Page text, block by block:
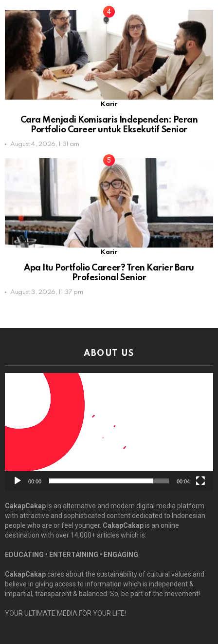
Karir
Cara Menjadi Komisaris Independen: Peran
Portfolio Career untuk Eksekutif Senior
August 4, 2026, 1:31 am
Karir
Apa Itu Portfolio Career? Tren Karier Baru
Profesional Senior
August 3, 2026, 11:37 pm
ABOUT US
00:00 00:04
CakapCakapis an alternative and modern digital media platform
with attractive and sophisticated content dedicated to Indonesian
people who are or feel younger. CakapCakapis an online
destination with over 14,000+ articles which is:
EDUCATING • ENTERTAINING • ENGAGING
CakapCakap cares about the sustainability of cultural values and
believe in giving access to information which is independent &
impartial, transparent & balanced. So, be part of the movement!
YOUR ULTIMATE MEDIA FOR YOUR LIFE!